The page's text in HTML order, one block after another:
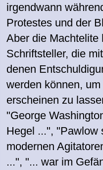
irgendwann
Protestes und der
Aber die Machtelite
Schriftsteller, die
denen
werden können,
erscheinen zu
"George
Hegel ...", "Pawlow
modernen
...", "... war im